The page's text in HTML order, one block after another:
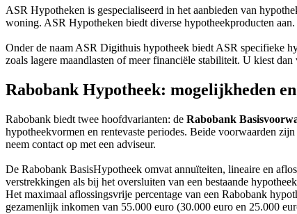
ASR Hypotheken is gespecialiseerd in het aanbieden van
woning. ASR Hypotheken biedt diverse hypotheekproducten
Onder de naam ASR Digithuis hypotheek biedt ASR specifieke
zoals lagere maandlasten of meer financiële stabiliteit. U kiest
Rabobank Hypotheek: mogelijkheden
Rabobank biedt twee hoofdvarianten: de Rabobank
hypotheekvormen en rentevaste periodes. Beide voorwaarden
neem contact op met een adviseur.
De Rabobank BasisHypotheek omvat annuïteiten, lineaire en
verstrekkingen als bij het oversluiten van een bestaande
Het maximaal aflossingsvrije percentage van een Rabobank
gezamenlijk inkomen van 55.000 euro (30.000 euro en 25.000